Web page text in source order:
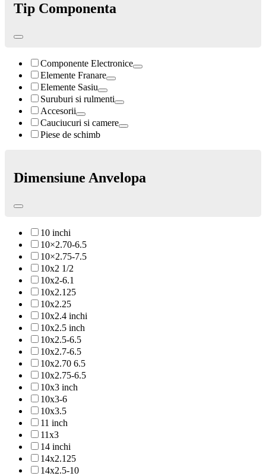
Tip Componenta
Componente Electronice
Elemente Franare
Elemente Sasiu
Suruburi si rulmenti
Accesorii
Cauciucuri si camere
Piese de schimb
Dimensiune Anvelopa
10 inchi
10×2.70-6.5
10×2.75-7.5
10x2 1/2
10x2-6.1
10x2.125
10x2.25
10x2.4 inchi
10x2.5 inch
10x2.5-6.5
10x2.7-6.5
10x2.70 6.5
10x2.75-6.5
10x3 inch
10x3-6
10x3.5
11 inch
11x3
14 inchi
14x2.125
14x2.5-10